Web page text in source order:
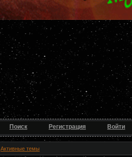
Поиск Регистрация Войти
Активные темы